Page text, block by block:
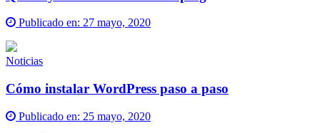
Publicado en: 27 mayo, 2020
Noticias
Cómo instalar WordPress paso a paso
Publicado en: 25 mayo, 2020